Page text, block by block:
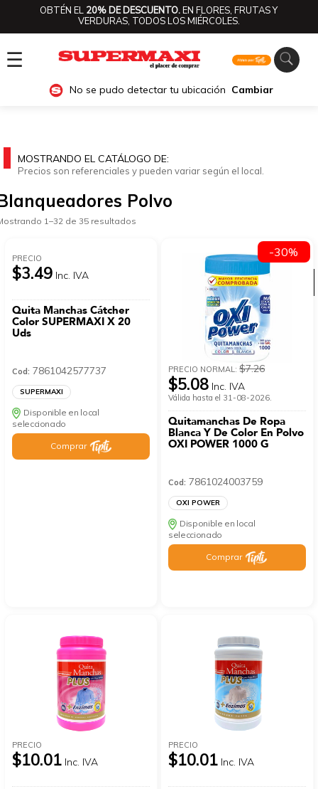
OBTÉN EL 20% DE DESCUENTO.EN FLORES, FRUTAS Y
VERDURAS, TODOS LOS MIÉRCOLES.
☰
No se pudo detectar tu ubicación Cambiar
Ver categorías
MOSTRANDO EL CATÁLOGO DE:
Precios son referenciales y pueden variar según el local.
Polvo
1–32 de 35 resultados
PRECIO
$3.49 Inc. IVA
Quita Manchas Cátcher
Color SUPERMAXI X 20
Uds
Cod: 7861042577737
SUPERMAXI
Disponible en local
seleccionado
Comprar
PRECIO NORMAL:$7.26
$5.08 Inc. IVA
Válida hasta el 31-08-2026.
Quitamanchas De Ropa
Blanca Y De Color En Polvo
OXI POWER 1000 G
Cod: 7861024003759
OXI POWER
Disponible en local
seleccionado
Comprar
-30%
PRECIO
$10.01 Inc. IVA
PRECIO
$10.01 Inc. IVA